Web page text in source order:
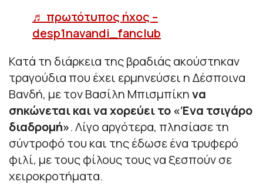
♬ πρωτότυπος ήχος –
desp1navandi_fanclub
Κατά τη διάρκεια της βραδιάς ακούστηκαν
τραγούδια που έχει ερμηνεύσει η Δέσποινα
Βανδή, με τον Βασίλη Μπισμπίκηνα
σηκώνεται και να χορεύει το «Ένα τσιγάρο
διαδρομή». Λίγο αργότερα, πλησίασε τη
σύντροφό του και της έδωσε ένα τρυφερό
φιλί, με τους φίλους τους να ξεσπούν σε
χειροκροτήματα.